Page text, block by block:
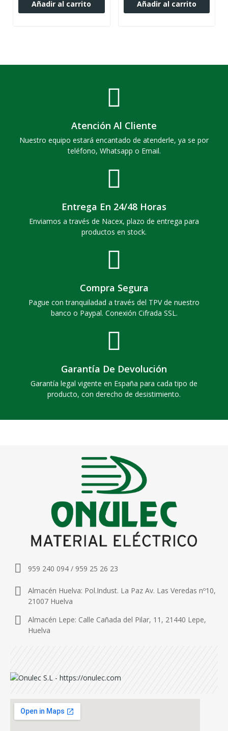
Añadir al carrito Añadir al carrito
Atención Al Cliente
Nuestro equipo estará encantado de atenderle, ya se por
teléfono, Whatsapp o Email.
Entrega En 24/48 Horas
Enviamos a través de Nacex, plazo de entrega para
productos en stock.
Compra Segura
Pague con tranquiladad a través del TPV de nuestro
banco o Paypal. Conexión Cifrada SSL.
Garantía De Devolución
Garantía legal vigente en España para cada tipo de
producto, con derecho de desistimiento.
959 240 094 / 959 25 26 23
Almacén Huelva: Pol.Indust. La Paz Av. Las Veredas nº10,
21007 Huelva
Almacén Lepe: Calle Cañada del Pilar, 11, 21440 Lepe,
Huelva